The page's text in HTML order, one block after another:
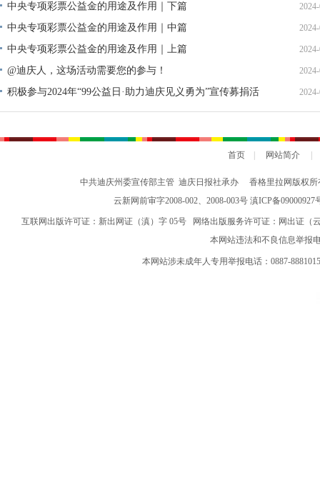
中央专项彩票公益金的用途及作用｜下篇
中央专项彩票公益金的用途及作用｜中篇
中央专项彩票公益金的用途及作用｜上篇
@迪庆人，这场活动需要您的参与！
积极参与2024年“99公益日·助力迪庆见义勇为”宣传募捐活
动倡议书